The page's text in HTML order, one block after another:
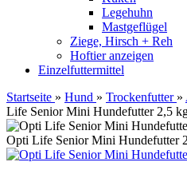
Legehuhn
Mastgeflügel
Ziege, Hirsch + Reh
Hoftier anzeigen
Einzelfuttermittel
Startseite » Hund » Trockenfutter »
Life Senior Mini Hundefutter 2,5
Opti Life Senior Mini Hundefutter